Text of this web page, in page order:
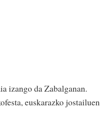
izango da Zabalganan.
euskarazko jostailuen